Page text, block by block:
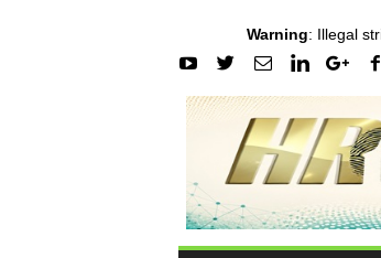
Warning: Illegal